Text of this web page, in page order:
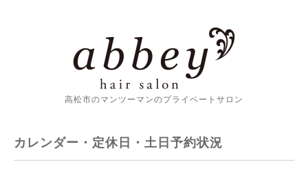
高松市のマンツーマンのプライベートサロン
カレンダー・定休日・土日予約状況